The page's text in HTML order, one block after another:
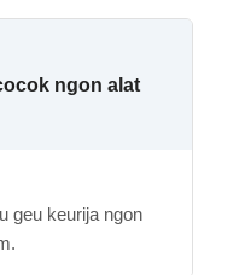
ngon alat
geu keurija ngon